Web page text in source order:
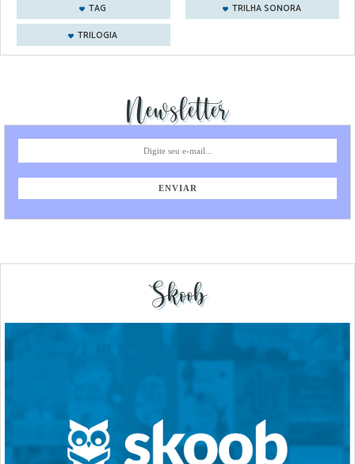
TAG
TRILHA SONORA
TRILOGIA
Newsletter
Skoob